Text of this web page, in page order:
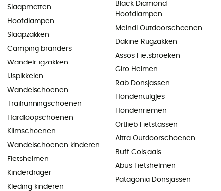
Slaapmatten
Hoofdlampen
Slaapzakken
Camping branders
Wandelrugzakken
IJspikkelen
Wandelschoenen
Trailrunningschoenen
Hardloopschoenen
Klimschoenen
Wandelschoenen kinderen
Fietshelmen
Kinderdrager
Kleding kinderen
Black Diamond
Hoofdlampen
Meindl Outdoorschoenen
Dakine Rugzakken
Assos Fietsbroeken
Giro Helmen
Rab Donsjassen
Hondentuigjes
Hondenriemen
Ortlieb Fietstassen
Altra Outdoorschoenen
Buff Colsjaals
Abus Fietshelmen
Patagonia Donsjassen